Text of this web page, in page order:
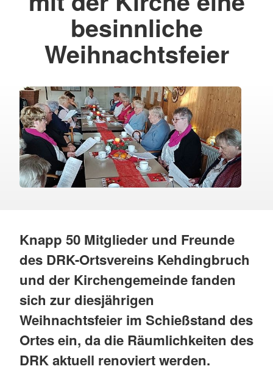
besinnliche
Weihnachtsfeier
Knapp 50 Mitglieder und Freunde
des DRK-Ortsvereins Kehdingbruch
und der Kirchengemeinde fanden
sich zur diesjährigen
Weihnachtsfeier im Schießstand des
Ortes ein, da die Räumlichkeiten des
DRK aktuell renoviert werden.